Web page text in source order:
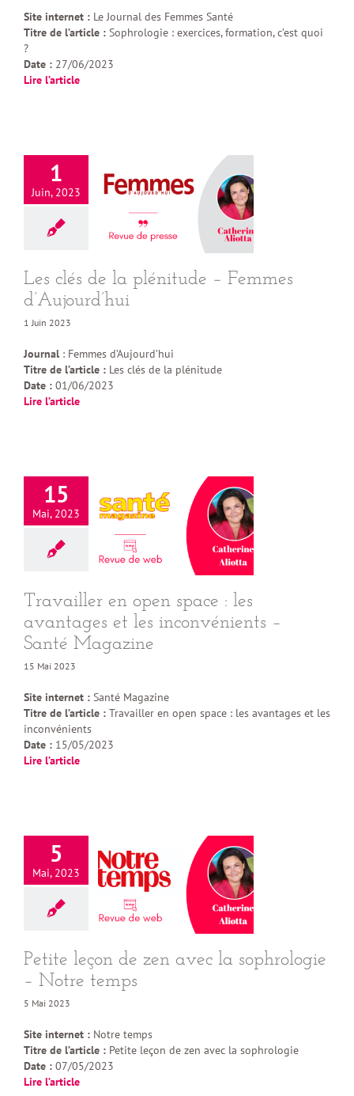
Site internet : Le Journal des Femmes Santé
Titre de l’article : Sophrologie : exercices, formation, c’est quoi
?
Date : 27/06/2023
Lire l’article
1
Juin, 2023
Les clés de la plénitude – Femmes
d’Aujourd’hui
1 Juin 2023
Journal : Femmes d’Aujourd’hui
Titre de l’article : Les clés de la plénitude
Date : 01/06/2023
Lire l’article
15
Mai, 2023
Travailler en open space : les
avantages et les inconvénients –
Santé Magazine
15 Mai 2023
Site internet : Santé Magazine
Titre de l’article : Travailler en open space : les avantages et les
inconvénients
Date : 15/05/2023
Lire l’article
5
Mai, 2023
Petite leçon de zen avec la sophrologie
– Notre temps
5 Mai 2023
Site internet : Notre temps
Titre de l’article : Petite leçon de zen avec la sophrologie
Date : 07/05/2023
Lire l’article